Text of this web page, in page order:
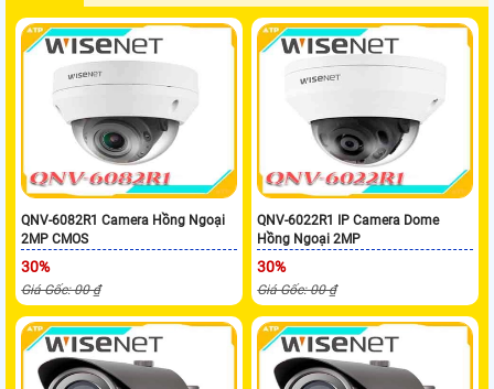
QNV-6082R1 Camera Hồng Ngoại
2MP CMOS
30%
Giá Gốc: 00 ₫
QNV-6022R1 IP Camera Dome
Hồng Ngoại 2MP
30%
Giá Gốc: 00 ₫